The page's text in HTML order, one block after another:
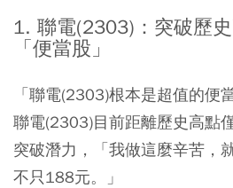
1. 聯電(2303)：突破歷
「便當股」
「聯電(2303)根本是超值的便
聯電(2303)目前距離歷史高點
突破潛力，「我做這麼辛苦，
不只188元。」